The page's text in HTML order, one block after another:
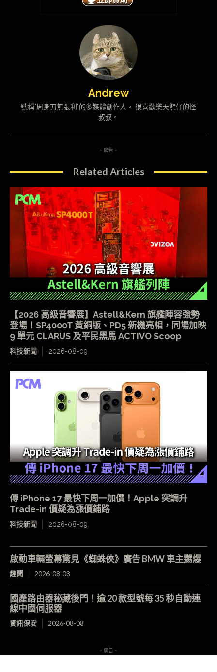
Andrew
號稱"周身刀無張利"的多媒體創作人。 很喜歡樂天熊仔的怪
叔叔。
- 廣告 -
Related Articles
【2026 高級音響展】Astell&Kern 旗艦陣容強勢
登場！SP4000T 黃銅版、PD5 新機亮相，同場加映
9 單元 CLARUS 及平民黑馬 ACTIVO Scoop
科技新聞 2026-08-09
傳 iPhone 17 最快下周一加價！Apple 突調升
Trade-in 價疑為漲價鋪路
科技新聞 2026-08-09
啟動車輛螢幕驚見《蜘蛛俠》廣告 BMW 車主嬲爆
趣聞 2026-08-08
國產路由器秘藏後門！逾 20 款型號每 35 秒自動連
線中國伺服器
資訊保安 2026-08-08
- 廣告 -